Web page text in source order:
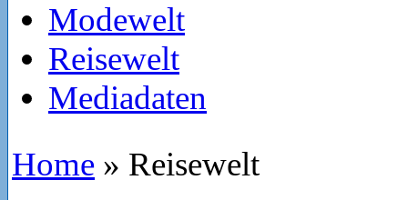
Modewelt
Reisewelt
Mediadaten
Home » Reisewelt